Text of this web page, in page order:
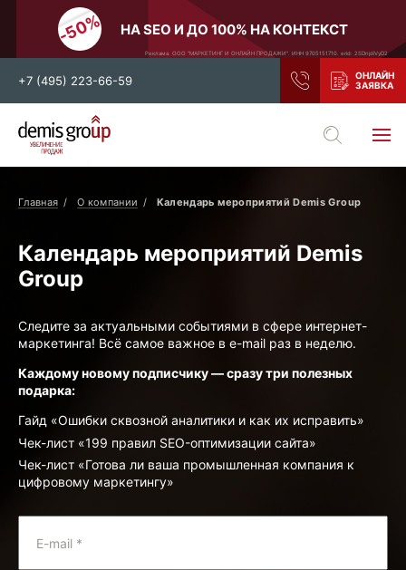
НА SEO И ДО 100% НА КОНТЕКСТ
Реклама. ООО "МАРКЕТИНГ И ОНЛАЙН ПРОДАЖИ". ИНН 9705151710. erid: 2SDnjdiVyD2
+7 (495) 223-66-59
Выберите свой город
Нижний Новгород
Тамбов
Новосибирск
Казань
и все регионы РФ
Главная О компании Календарь мероприятий Demis Group
Календарь мероприятий Demis
Group
Следите за актуальными событиями в сфере интернет-
маркетинга! Всё самое важное в e-mail раз в неделю.
Каждому новому подписчику — сразу три полезных
подарка:
Гайд «Ошибки сквозной аналитики и как их исправить»
Чек-лист «199 правил SEO-оптимизации сайта»
Чек-лист «Готова ли ваша промышленная компания к
цифровому маркетингу»
E-mail *